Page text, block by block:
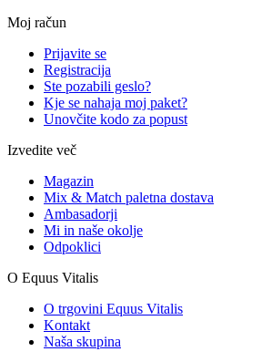
Moj račun
Prijavite se
Registracija
Ste pozabili geslo?
Kje se nahaja moj paket?
Unovčite kodo za popust
Izvedite več
Magazin
Mix & Match paletna dostava
Ambasadorji
Mi in naše okolje
Odpoklici
O Equus Vitalis
O trgovini Equus Vitalis
Kontakt
Naša skupina